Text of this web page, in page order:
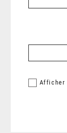
Afficher